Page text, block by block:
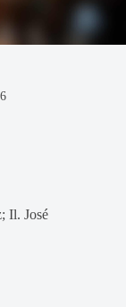
Il. José